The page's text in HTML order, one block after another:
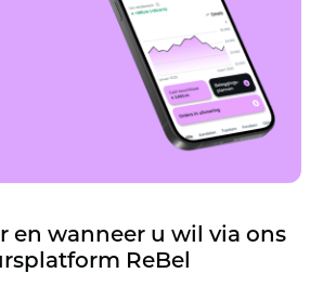
en wanneer u wil via ons
ReBel